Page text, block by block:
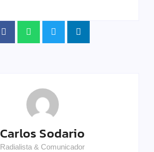
Carlos Sodario
Radialista & Comunicador